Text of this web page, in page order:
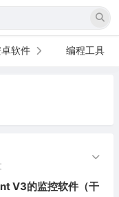
软件 编程工具
V3的监控软件（干